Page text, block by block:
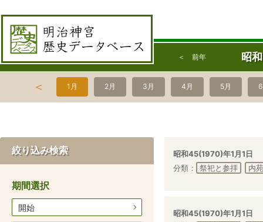
＜ 前年 昭
＜ 1月 2月 3月 4月 5月
絞り込み検索
期間選択
開始
昭和45(1970)年1月1日
分類：
祭祀と参拝 内苑
昭和45(1970)年1月1日